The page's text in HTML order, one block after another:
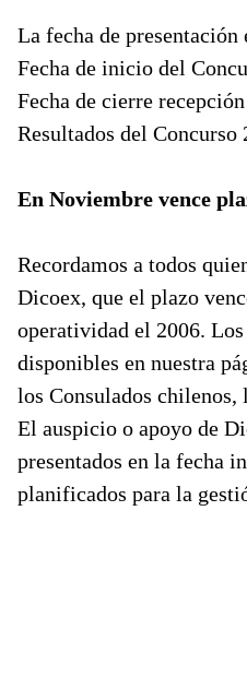
La fecha de presentación
Fecha de inicio del
Fecha de cierre
Resultados del
En Noviembre vence
Recordamos a todos
Dicoex, que el plazo
operatividad el 2006.
disponibles en nuestra
los Consulados chilenos,
El auspicio o apoyo de
presentados en la fecha
planificados para la